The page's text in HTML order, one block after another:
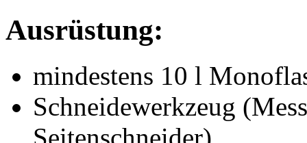
Ausrüstung:
mindestens 10 l
Schneidewerkzeug